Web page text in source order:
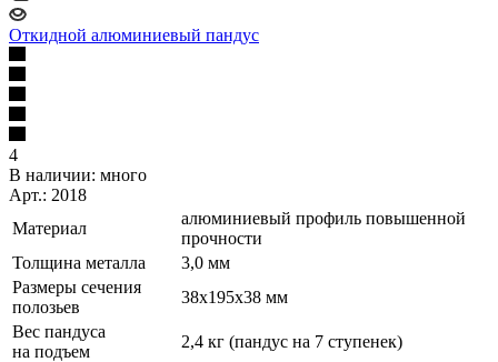
Откидной алюминиевый пандус
4
В наличии: много
Арт.: 2018
Материал
алюминиевый профиль повышенной
прочности
Толщина металла
3,0 мм
Размеры сечения
полозьев
38х195х38 мм
Вес пандуса
на подъем
2,4 кг (пандус на 7 ступенек)